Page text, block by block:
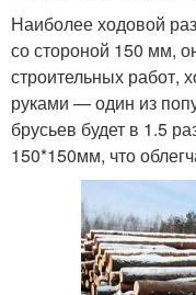
Наиболее ходовой
со стороной 150 мм,
строительных работ,
руками — один из
брусьев будет в 1.5
150*150мм, что